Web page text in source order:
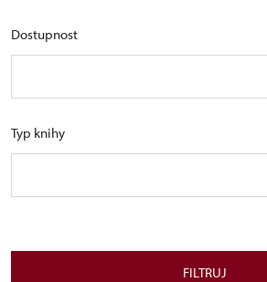
Dostupnost
Typ knihy
FILTRUJ